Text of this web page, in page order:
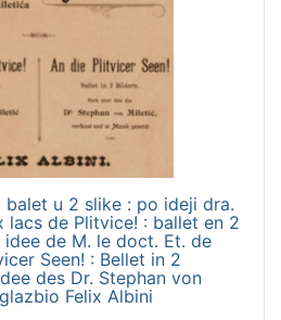
balet u 2 slike : po ideji dra.
lacs de Plitvice! : ballet en 2
de M. le doct. Et. de
Seen! : Bellet in 2
des Dr. Stephan von
Felix Albini